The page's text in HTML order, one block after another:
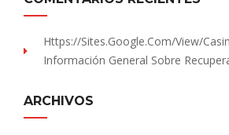
Https://sites.Google.com/view/
Información General Sobre
ARCHIVOS